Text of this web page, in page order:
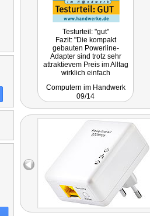
Testurteil: "gut"
Fazit: "Die kompakt
gebauten Powerline-
Adapter sind trotz sehr
attraktievem Preis im Alltag
wirklich einfach
auch sehr zuverlässig."
Computern im Handwerk
09/14